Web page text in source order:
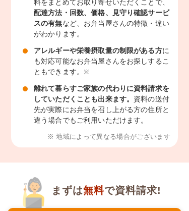
料をまとめてお取り寄せいただくことで、
配達方法・回数、価格、見守り確認サービ
スの有無など、お弁当屋さんの特徴・違い
がわかります。
アレルギーや栄養摂取量の制限がある方に
も対応可能なお弁当屋さんをお探しするこ
ともできます。※
離れて暮らすご家族の代わりに資料請求を
していただくことも出来ます。 資料の送付
先が実際にお弁当を召し上がる方の住所と
違う場合でもご利用いただけます。
※ 地域によって異なる場合がございます
まずは無料で資料請求!